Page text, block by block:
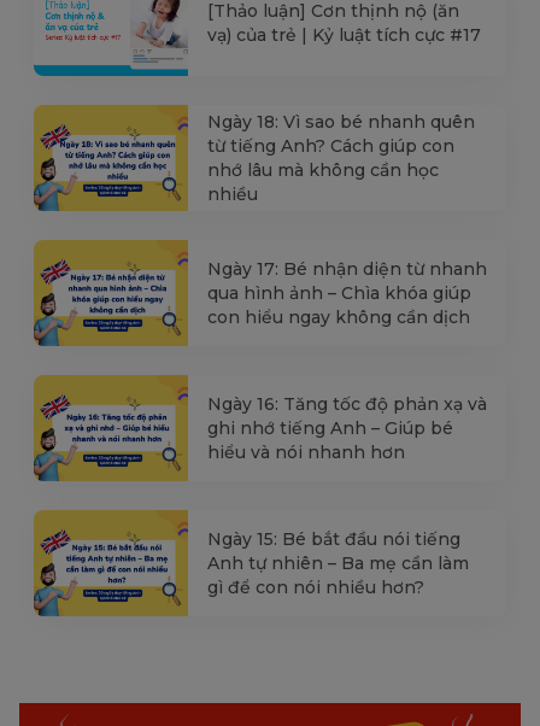
[Thảo luận] Cơn thịnh nộ (ăn
vạ) của trẻ | Kỷ luật tích cực #17
Ngày 18: Vì sao bé nhanh quên
từ tiếng Anh? Cách giúp con
nhớ lâu mà không cần học
nhiều
Ngày 17: Bé nhận diện từ nhanh
qua hình ảnh – Chìa khóa giúp
con hiểu ngay không cần dịch
Ngày 16: Tăng tốc độ phản xạ và
ghi nhớ tiếng Anh – Giúp bé
hiểu và nói nhanh hơn
Ngày 15: Bé bắt đầu nói tiếng
Anh tự nhiên – Ba mẹ cần làm
gì để con nói nhiều hơn?